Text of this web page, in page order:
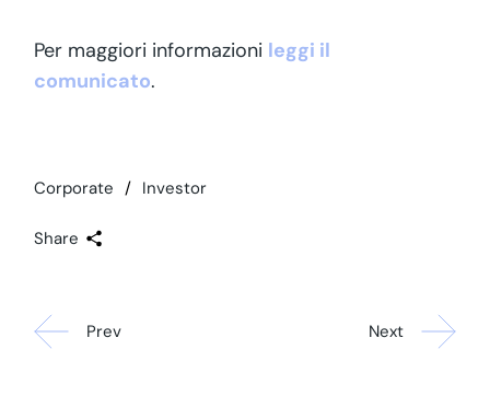
Per maggiori informazioni leggi il
comunicato.
Corporate Investor
Share
Prev Next